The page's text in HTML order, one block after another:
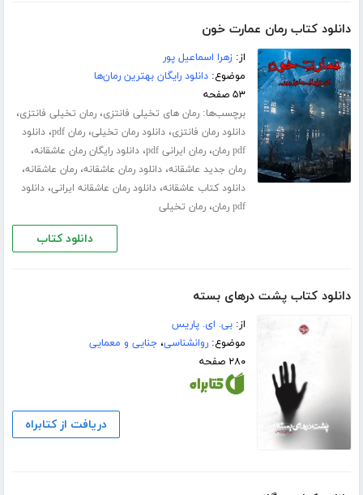
دانلود کتاب رمان عمارت خون
از:زهرا اسماعیل پور
موضوع:دانلود رایگان بهترین رمان‌ها
۵۳ صفحه
برچسب‌ها:رمان های تخیلی فانتزی،رمان تخیلی فانتزی،
دانلود رمان فانتزی،دانلود رمان تخیلی،رمان pdf ،دانلود
pdf رمان
،رمان ایرانی pdf ،دانلود رایگان رمان عاشقانه،
رمان جدید عاشقانه،دانلود رمان عاشقانه،رمان عاشقانه،
دانلود کتاب عاشقانه،دانلود رمان عاشقانه ایرانی،دانلود
pdf رمان
،رمان تخیلی
دانلود کتاب
دانلود کتاب پشت درهای بسته
از:بی. ای. پاریس
موضوع:روانشناسی،جنایی و معمایی
۲۸۰ صفحه
دریافت از کتابراه